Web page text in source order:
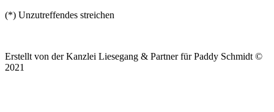
(*) Unzutreffendes streichen
Erstellt von der Kanzlei Liesegang & Partner für Paddy Schmidt ©
2021